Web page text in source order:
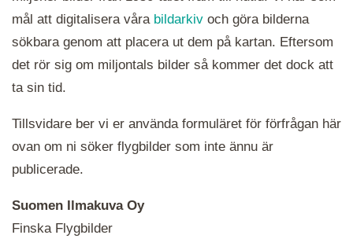
mål att digitalisera våra bildarkiv och göra bilderna
sökbara genom att placera ut dem på kartan. Eftersom
det rör sig om miljontals bilder så kommer det dock att
ta sin tid.
Tillsvidare ber vi er använda formuläret för förfrågan här
ovan om ni söker flygbilder som inte ännu är
publicerade.
Suomen Ilmakuva Oy
Finska Flygbilder